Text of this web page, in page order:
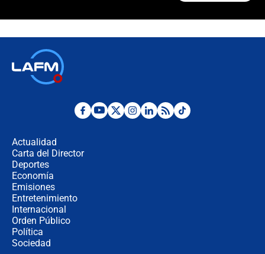
Desde dermatitis hasta infecciones:
Actualidad
Carta del Director
Deportes
Economía
Emisiones
Entretenimiento
Internacional
Orden Público
Política
Sociedad